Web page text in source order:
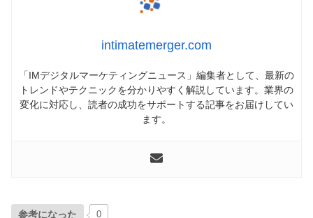
intimatemerger.com
「IMデジタルマーケティングニュース」編集者として、最新の
トレンドやテクニックを分かりやすく解説しています。業界の
変化に対応し、読者の成功をサポートする記事をお届けしてい
ます。
参考になった 0